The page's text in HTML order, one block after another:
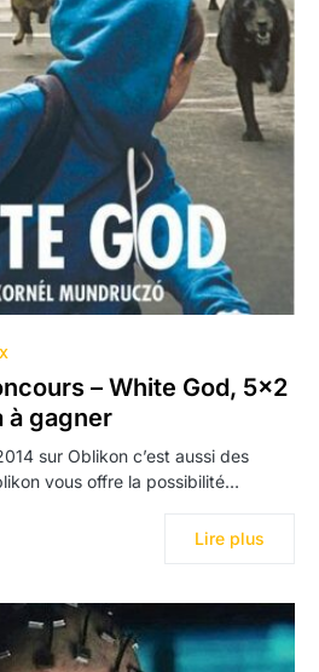
– White God, 5×2
à gagner
sur Oblikon c’est aussi des
vous offre la possibilité…
Lire plus